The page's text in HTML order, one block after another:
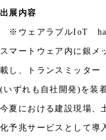
出展内容
※ウェアラブルIoT
スマートウェア内に銀メ
載し、トランスミッター
(いずれも自社開発 ) を装
今夏における建設現場、
化予兆サービスとして導